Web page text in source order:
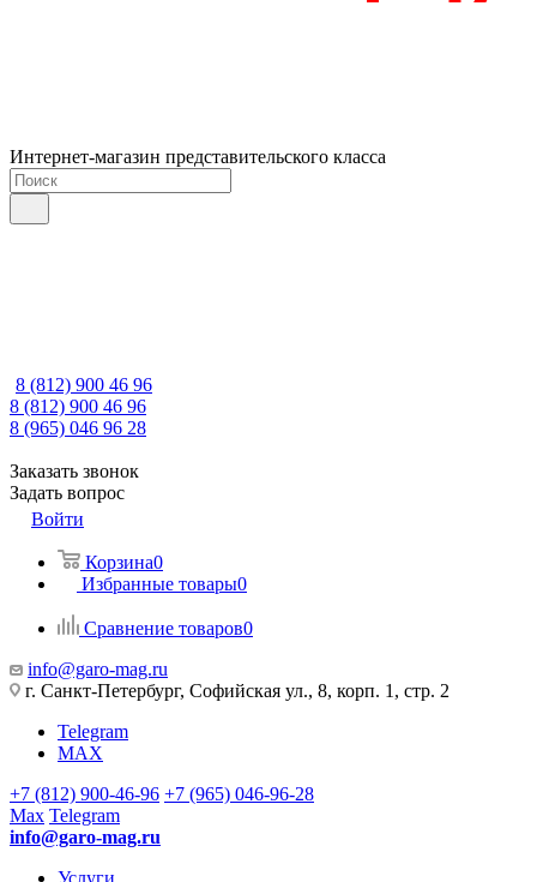
Интернет-магазин представительского класса
8 (812) 900 46 96
8 (812) 900 46 96
8 (965) 046 96 28
Заказать звонок
Задать вопрос
Войти
Корзина0
Избранные товары0
Сравнение товаров0
info@garo-mag.ru
г. Санкт-Петербург, Софийская ул., 8, корп. 1, стр. 2
Telegram
MAX
+7 (812) 900-46-96 +7 (965) 046-96-28
Max Telegram
info@garo-mag.ru
Услуги